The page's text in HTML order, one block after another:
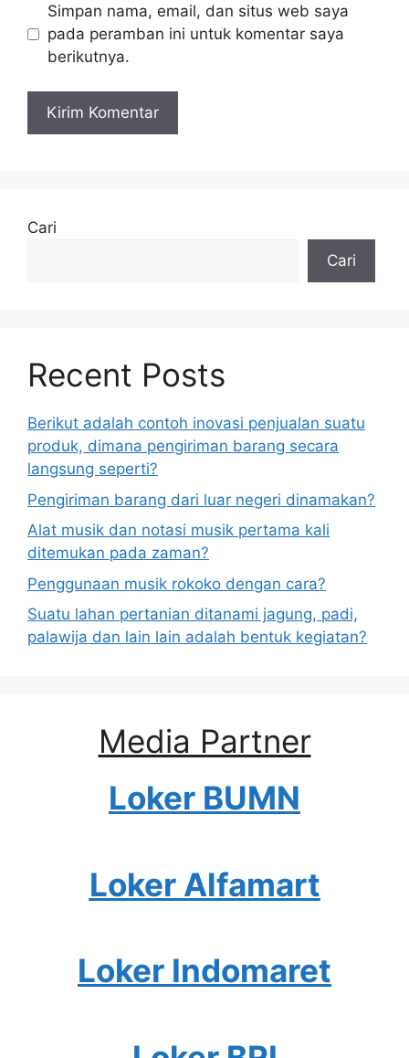
Simpan nama, email, dan situs web saya
pada peramban ini untuk komentar saya
berikutnya.
Cari
Cari
Recent Posts
Berikut adalah contoh inovasi penjualan suatu
produk, dimana pengiriman barang secara
langsung seperti?
Pengiriman barang dari luar negeri dinamakan?
Alat musik dan notasi musik pertama kali
ditemukan pada zaman?
Penggunaan musik rokoko dengan cara?
Suatu lahan pertanian ditanami jagung, padi,
palawija dan lain lain adalah bentuk kegiatan?
Media Partner
Loker BUMN
Loker Alfamart
Loker Indomaret